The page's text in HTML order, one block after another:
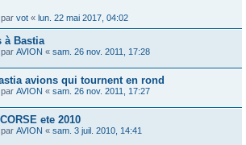
vot « lun. 22 mai 2017, 04:02
à Bastia
AVION « sam. 26 nov. 2011, 17:28
avions qui tournent en rond
AVION « sam. 26 nov. 2011, 17:27
ete 2010
AVION « sam. 3 juil. 2010, 14:41